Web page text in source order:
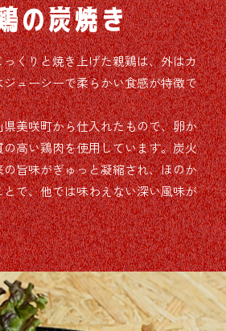
の炭焼き
くりと焼き上げた親鶏は、外はカ
ューシーで柔らかい食感が特徴で
美咲町から仕入れたもので、卵か
高い鶏肉を使用しています。炭火
旨味がぎゅっと凝縮され、ほのか
で、他では味わえない深い風味が